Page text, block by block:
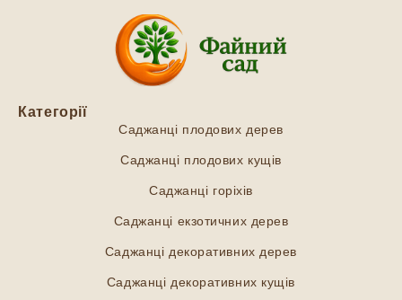
Категорії
Саджанці плодових дерев
Саджанці плодових кущів
Саджанці горіхів
Саджанці екзотичних дерев
Саджанці декоративних дерев
Саджанці декоративних кущів